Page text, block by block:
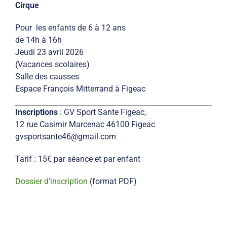
Cirque
Pour les enfants de 6 à 12 ans
de 14h à 16h
Jeudi 23 avril 2026
(Vacances scolaires)
Salle des causses
Espace François Mitterrand à Figeac
Inscriptions : GV Sport Sante Figeac,
12 rue Casimir Marcenac 46100 Figeac
gvsportsante46@gmail.com
Tarif : 15€ par séance et par enfant
Dossier d’inscription (format PDF)